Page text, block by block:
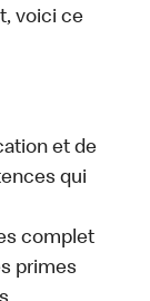
voici ce
et de
qui
complet
primes